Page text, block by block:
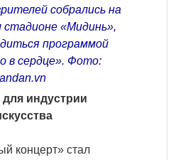
собрались на
стадионе «Мидинь»,
программой
в сердце». Фото:
индустрии
концерт» стал